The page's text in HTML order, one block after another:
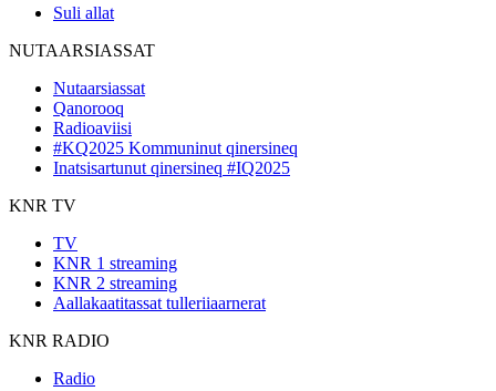
Suli allat
NUTAARSIASSAT
Nutaarsiassat
Qanorooq
Radioaviisi
#KQ2025 Kommuninut qinersineq
Inatsisartunut qinersineq #IQ2025
KNR TV
TV
KNR 1 streaming
KNR 2 streaming
Aallakaatitassat tulleriiaarnerat
KNR RADIO
Radio